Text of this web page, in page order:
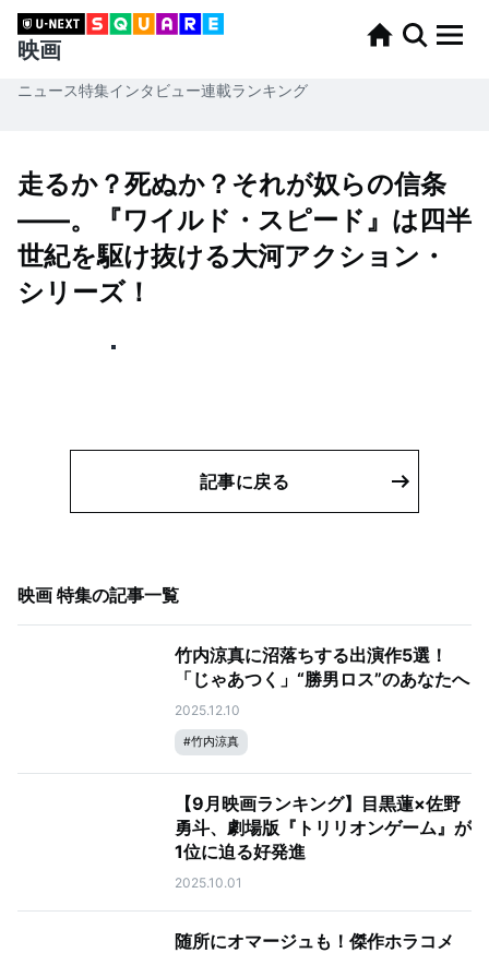
映画
ニュース特集インタビュー連載ランキング
走るか？死ぬか？それが奴らの信条
——。『ワイルド・スピード』は四半
世紀を駆け抜ける大河アクション・
シリーズ！
記事に戻る
映画 特集の記事一覧
竹内涼真に沼落ちする出演作5選！
「じゃあつく」“勝男ロス”のあなたへ
2025.12.10
#竹内涼真
【9月映画ランキング】目黒蓮×佐野
勇斗、劇場版『トリリオンゲーム』が
1位に迫る好発進
2025.10.01
随所にオマージュも！傑作ホラコメ